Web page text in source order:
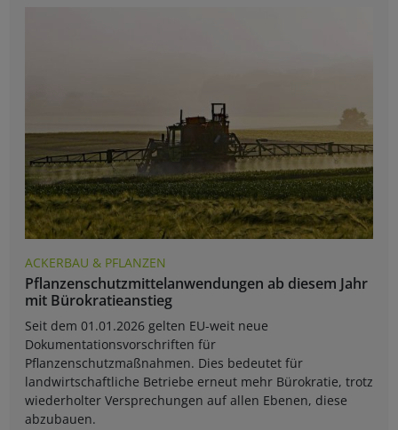
ACKERBAU & PFLANZEN
Pflanzenschutzmittelanwendungen ab diesem Jahr
mit Bürokratieanstieg
Seit dem 01.01.2026 gelten EU-weit neue
Dokumentationsvorschriften für
Pflanzenschutzmaßnahmen. Dies bedeutet für
landwirtschaftliche Betriebe erneut mehr Bürokratie, trotz
wiederholter Versprechungen auf allen Ebenen, diese
abzubauen.